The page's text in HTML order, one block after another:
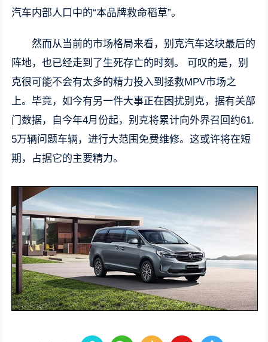
汽车内部人口中的“本品牌救命稻草”。
然而从当前的市场格局来看，别克汽车这块最后的
阵地，也已经走到了生死存亡的时刻。 可叹的是，别
克很可能不会有太多的精力投入到拯救MPV市场之
上。毕竟，如今有另一件大事正在困扰别克，据有关部
门数据，自今年4月份起，别克将累计向外界召回约61.
5万辆问题车辆，进行大范围免费维修。这或许将在短
期，占据它的主要精力。